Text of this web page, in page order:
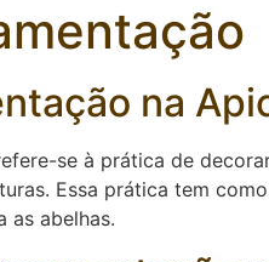
na
se à prática de
Essa prática tem
as abelhas.